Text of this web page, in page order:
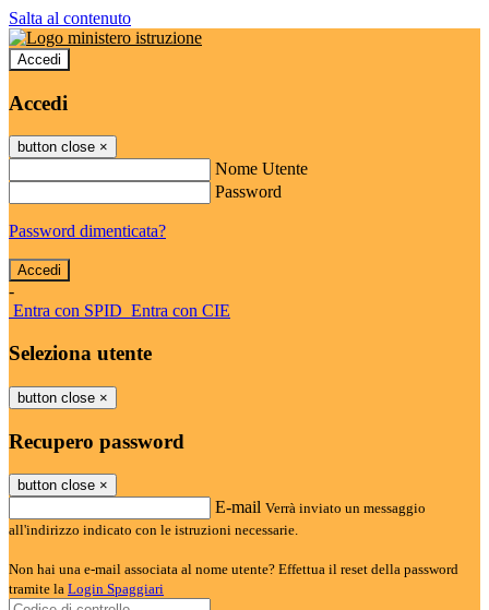
Salta al contenuto
Accedi
Accedi
button close ×
Nome Utente
Password
Password dimenticata?
-
Entra con SPID Entra con CIE
Seleziona utente
button close ×
Recupero password
button close ×
E-mail Verrà inviato un messaggio
all'indirizzo indicato con le istruzioni necessarie.
Non hai una e-mail associata al nome utente? Effettua il reset della password
tramite la Login Spaggiari